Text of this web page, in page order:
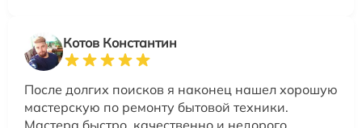
Котов Константин
После долгих поисков я наконец нашел хорошую
мастерскую по ремонту бытовой техники.
Мастера быстро, качественно и недорого